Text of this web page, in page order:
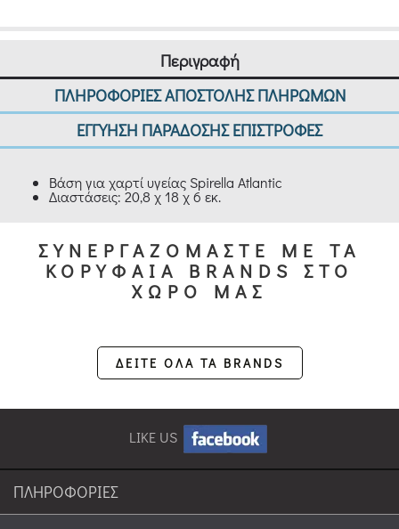
Περιγραφή
ΠΛΗΡΟΦΟΡΙΕΣ ΑΠΟΣΤΟΛΗΣ ΠΛΗΡΩΜΩΝ
ΕΓΓΥΗΣΗ ΠΑΡΑΔΟΣΗΣ ΕΠΙΣΤΡΟΦΕΣ
Βάση για χαρτί υγείας Spirella Atlantic
Διαστάσεις: 20,8 χ 18 χ 6 εκ.
ΣΥΝΕΡΓΑΖΟΜΑΣΤΕ ΜΕ ΤΑ
ΚΟΡΥΦΑΙΑ BRANDS ΣΤΟ
ΧΩΡΟ ΜΑΣ
ΔΕΙΤΕ ΟΛΑ ΤΑ BRANDS
LIKE US
ΠΛΗΡΟΦΟΡΙΕΣ